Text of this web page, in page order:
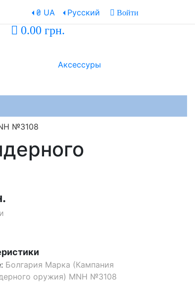
₴ UA Русский Войти
0.00 грн.
Аксессуры
№3108
Болгария Марка (Кампания
оружия) MNH №3108